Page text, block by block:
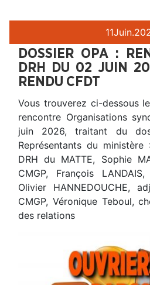
11Juin.
DOSSIER OPA :
DRH DU 02 JUIN
RENDU CFDT
Vous trouverez ci-dessous
rencontre Organisations
juin 2026, traitant du
Représentants du ministère
DRH du MATTE, Sophie
CMGP, François
Olivier HANNEDOUCHE,
CMGP, Véronique Teboul,
des relations